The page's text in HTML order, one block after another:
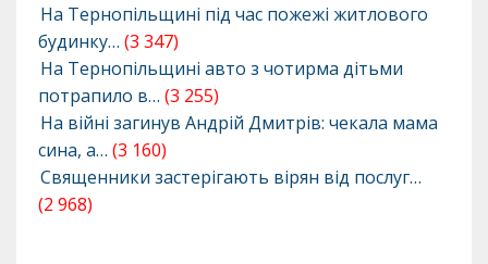
На Тернопільщині під час пожежі житлового
будинку… (3 347)
На Тернопільщині авто з чотирма дітьми
потрапило в… (3 255)
На війні загинув Андрій Дмитрів: чекала мама
сина, а… (3 160)
Священники застерігають вірян від послуг…
(2 968)